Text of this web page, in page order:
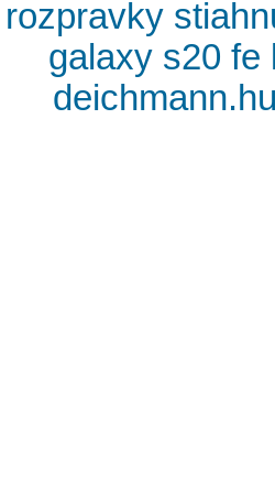
rozpravky
galaxy s20 fe